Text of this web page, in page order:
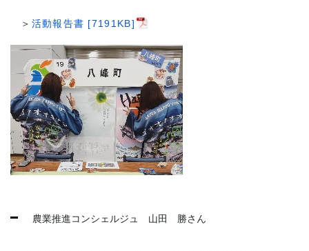
＞ 活動報告書 [7191KB]
農業推進コンシェルジュ 山田 勝さん